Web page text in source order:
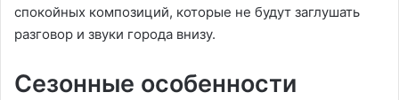
спокойных композиций, которые не будут заглушать
разговор и звуки города внизу.
Сезонные особенности